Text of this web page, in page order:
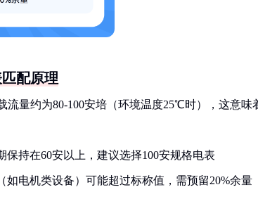
配原理
流量约为80-100安培（环境温度25℃时），这意
保持在60安以上，建议选择100安规格电表
如电机类设备）可能超过标称值，需预留20%余量